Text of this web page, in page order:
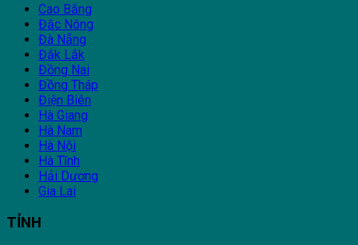
Cao Bằng
Đắc Nông
Đà Nẵng
Đắk Lắk
Đồng Nai
Đồng Tháp
Điện Biên
Hà Giang
Hà Nam
Hà Nội
Hà Tĩnh
Hải Dương
Gia Lai
TỈNH